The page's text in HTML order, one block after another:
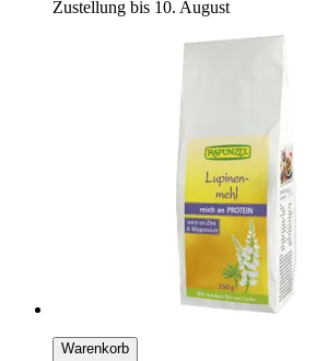
Zustellung bis 10. August
Warenkorb